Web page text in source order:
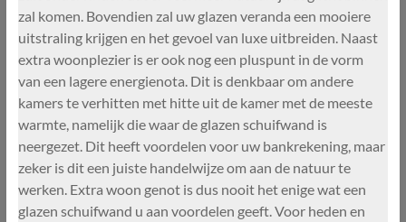
zal komen. Bovendien zal uw glazen veranda een mooiere
uitstraling krijgen en het gevoel van luxe uitbreiden. Naast
extra woonplezier is er ook nog een pluspunt in de vorm
van een lagere energienota. Dit is denkbaar om andere
kamers te verhitten met hitte uit de kamer met de meeste
warmte, namelijk die waar de glazen schuifwand is
neergezet. Dit heeft voordelen voor uw bankrekening, maar
zeker is dit een juiste handelwijze om aan de natuur te
werken. Extra woon genot is dus nooit het enige wat een
glazen schuifwand u aan voordelen geeft. Voor heden en